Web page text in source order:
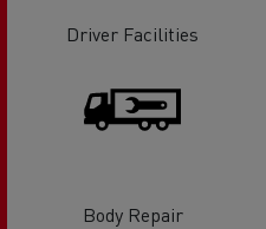
Driver Facilities
Body Repair